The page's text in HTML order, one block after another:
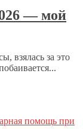
— мой
взялась за это
помощь при